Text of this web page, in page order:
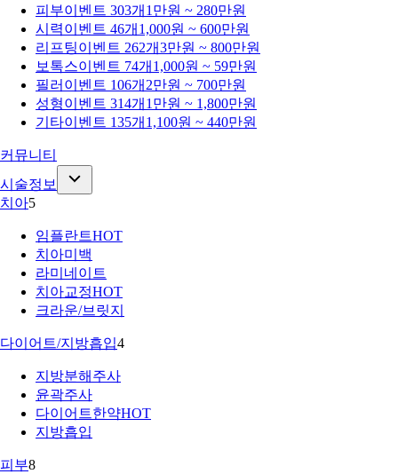
피부이벤트 303개 1만원 ~ 280만원
시력이벤트 46개 1,000원 ~ 600만원
리프팅이벤트 262개3만원 ~ 800만원
보톡스이벤트 74개 1,000원 ~ 59만원
필러 이벤트 106개 2만원 ~ 700만원
성형이벤트 314개 1만원 ~ 1,800만원
기타이벤트 135개 1,100원 ~ 440만원
커뮤니티
시술정보
치아5
임플란트HOT
치아미백
라미네이트
치아교정HOT
크라운/브릿지
다이어트/지방흡입4
지방분해주사
윤곽주사
다이어트한약HOT
지방흡입
피부8